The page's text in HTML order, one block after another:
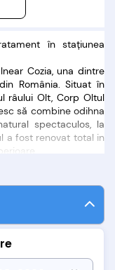
în stațiunea
Cozia, una dintre
România. Situat în
râului Olt, Corp Oltul
să combine odihna
spectaculos, la
a fost renovat total in
și twin)
sau sejururi mai
sunt dotate cu: